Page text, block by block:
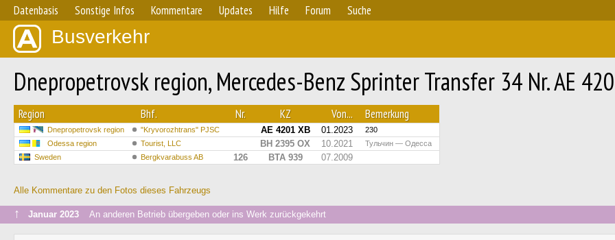
Datenbasis Sonstige Infos Kommentare Updates Hilfe Forum Suche
Busverkehr
Dnepropetrovsk region, Mercedes-Benz Sprinter Transfer 34 Nr. AE
Region Bhf. Nr. KZ Von... Bemerkung
Dnepropetrovsk region "Kryvorozhtrans" PJSC AE 4201 XB 01.2023
230
Odessa region
Tourist, LLC BH 2395 OX 10.2021
Тульчин — Одесса
Sweden
Bergkvarabuss AB 126 BTA 939 07.2009
Alle Kommentare zu den Fotos dieses Fahrzeugs
↑ Januar 2023 An anderen Betrieb übergeben oder ins Werk zurückgekehrt